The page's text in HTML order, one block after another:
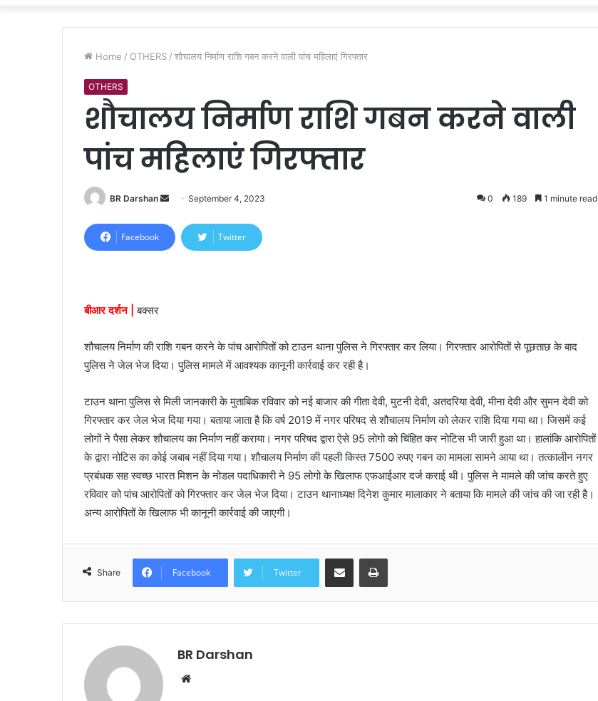
Home / OTHERS / शौचालय निर्माण राशि गबन करने वाली पांच महिलाएं गिरफ्तार
OTHERS
शौचालय निर्माण राशि गबन करने वाली
पांच महिलाएं गिरफ्तार
BR Darshan
n
d
i
September 4, 2023 0 189 1 minute read
Facebook Twitter
बीआर दर्शन | बक्सर
शौचालय निर्माण की राशि गबन करने के पांच आरोपितों को टाउन थाना पुलिस ने गिरफ्तार कर लिया। गिरफ्तार आरोपितों से पूछताछ के बाद
पुलिस ने जेल भेज दिया। पुलिस मामले में आवश्यक कानूनी कार्रवाई कर रही है।
टाउन थाना पुलिस से मिली जानकारी के मुताबिक रविवार को नई बाजार की गीता देवी, मुटनी देवी, अतदरिया देवी, मीना देवी और सुमन देवी को
गिरफ्तार कर जेल भेज दिया गया। बताया जाता है कि वर्ष 2019 में नगर परिषद से शौचालय निर्माण को लेकर राशि दिया गया था। जिसमें कई
लोगों ने पैसा लेकर शौचालय का निर्माण नहीं कराया। नगर परिषद द्वारा ऐसे 95 लोगो को चिंहित कर नोटिस भी जारी हुआ था। हालांकि आरोपितों
के द्वारा नोटिस का कोई जबाब नहीं दिया गया। शौचालय निर्माण की पहली किस्त 7500 रुपए गबन का मामला सामने आया था। तत्कालीन नगर
प्रबंधक सह स्वच्छ भारत मिशन के नोडल पदाधिकारी ने 95 लोगो के खिलाफ एफआईआर दर्ज कराई थी। पुलिस ने मामले की जांच करते हुए
रविवार को पांच आरोपितों को गिरफ्तार कर जेल भेज दिया। टाउन थानाध्यक्ष दिनेश कुमार मालाकार ने बताया कि मामले की जांच की जा रही है।
अन्य आरोपितों के खिलाफ भी कानूनी कार्रवाई की जाएगी।
Share Facebook Twitter
BR Darshan